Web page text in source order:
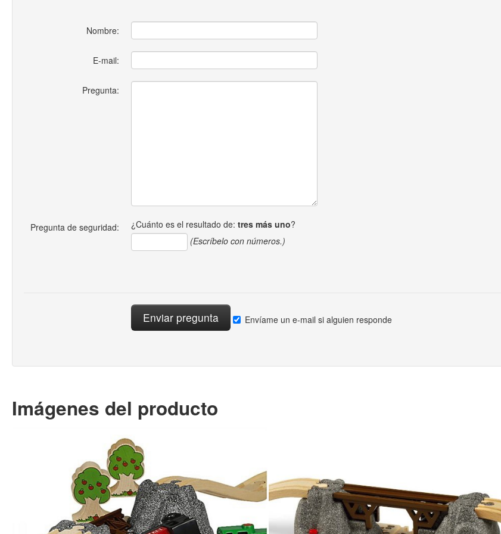
Nombre:
E-mail:
Pregunta:
Pregunta de seguridad: ¿Cuánto es el resultado de: tres más uno?
(Escríbelo con números.)
Envíame un e-mail si alguien responde
Imágenes del producto